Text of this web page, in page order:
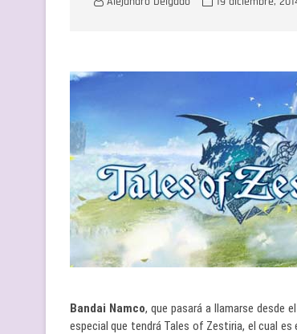
Bandai Namco, que pasará a llamarse desde
especial que tendrá Tales of Zestiria, el cual es